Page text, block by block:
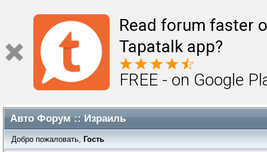
Read forum faster
Tapatalk app?
FREE - on Google
Авто Форум :: Израиль
Добро пожаловать, Гость